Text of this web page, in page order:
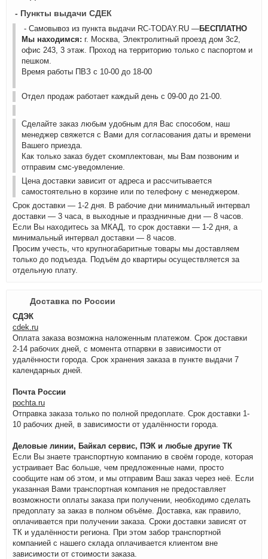
- Пункты выдачи СДЕК
- Самовывоз из пункта выдачи RC-TODAY.RU —БЕСПЛАТНО
Мы находимся: г. Москва, Электролитный проезд дом 3с2,
офис 243, 3 этаж. Проход на территорию только с паспортом и
пешком.
Время работы ПВЗ с 10-00 до 18-00
Отдел продаж работает каждый день с 09-00 до 21-00.
Сделайте заказ любым удобным для Вас способом, наш
менеджер свяжется с Вами для согласования даты и времени
Вашего приезда.
Как только заказ будет скомплектован, мы Вам позвоним и
отправим смс-уведомление.
Цена доставки зависит от адреса и рассчитывается
самостоятельно в корзине или по телефону с менеджером.
Срок доставки — 1-2 дня. В рабочие дни минимальный интервал
доставки — 3 часа, в выходные и праздничные дни — 8 часов.
Если Вы находитесь за МКАД, то срок доставки — 1-2 дня, а
минимальный интервал доставки — 8 часов.
Просим учесть, что крупногабаритные товары мы доставляем
только до подъезда. Подъём до квартиры осуществляется за
отдельную плату.
Доставка по России
СДЭК
cdek.ru
Оплата заказа возможна наложенным платежом. Срок доставки
2-14 рабочих дней, с момента отпарвки в зависимости от
удалённости города. Срок хранения заказа в пункте выдачи 7
календарных дней.
Почта России
pochta.ru
Отправка заказа только по полной предоплате. Срок доставки 1-
10 рабочих дней, в зависимости от удалённости города.
Деловые линии, Байкал сервис, ПЭК и любые другие ТК
Если Вы знаете транспортную компанию в своём городе, которая
устраивает Вас больше, чем предложенные нами, просто
сообщите нам об этом, и мы отправим Ваш заказ через неё. Если
указанная Вами транспортная компания не предоставляет
возможности оплаты заказа при получении, необходимо сделать
предоплату за заказ в полном объёме. Доставка, как правило,
оплачивается при получении заказа. Сроки доставки зависят от
ТК и удалённости региона. При этом забор транспортной
компанией с нашего склада оплачивается клиентом вне
зависимости от стоимости заказа.